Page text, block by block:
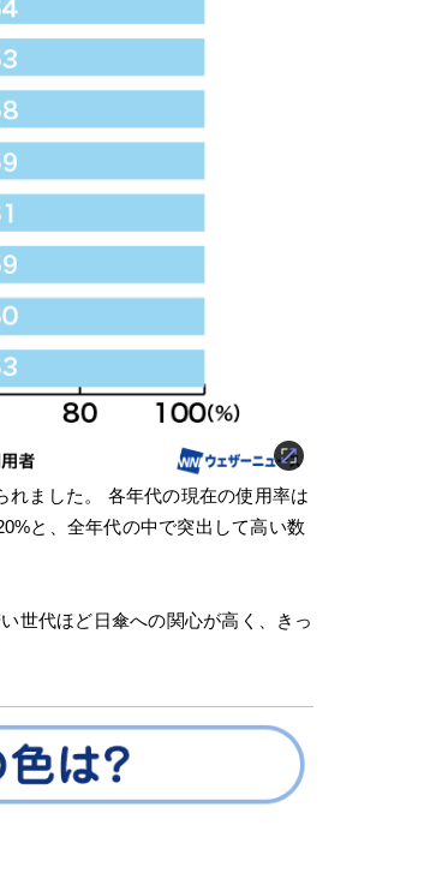
ました。 各年代の現在の使用率は
と、全年代の中で突出して高い数
世代ほど日傘への関心が高く、きっ